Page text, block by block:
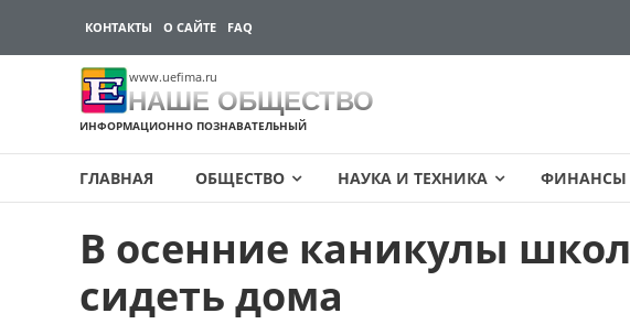
КОНТАКТЫ О САЙТЕ FAQ
www.uefima.ru
НАШЕ ОБЩЕСТВО
ИНФОРМАЦИОННО ПОЗНАВАТЕЛЬНЫЙ
ГЛАВНАЯ ОБЩЕСТВО НАУКА И ТЕХНИКА ФИНАНСЫ
содержимому
В осенние каникулы
сидеть дома